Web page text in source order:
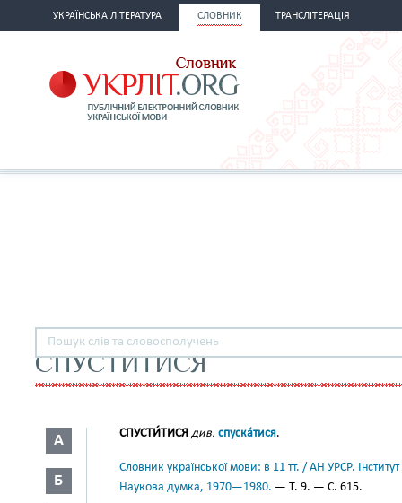
УКРАЇНСЬКА ЛІТЕРАТУРА СЛОВНИК ТРАНСЛІТЕРАЦІЯ
СПУСТИТИСЯ
А
Б
СПУСТИ́ТИСЯ див. спуска́тися.
Словник української мови: в 11 тт. / АН УРСР.
Наукова думка, 1970—1980. — Т. 9. — С. 615.